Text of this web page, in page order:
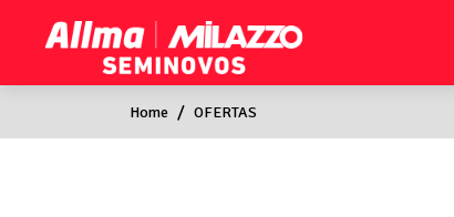
Home OFERTAS